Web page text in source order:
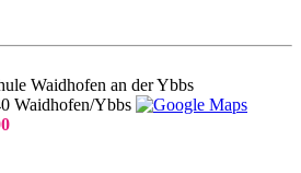
Waidhofen an der Ybbs
Waidhofen/Ybbs